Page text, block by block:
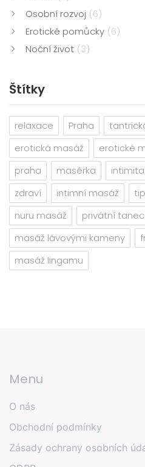
Osobní rozvoj (6)
Erotické pomůcky (6)
Noční život (3)
Štítky
relaxace Praha
erotická masáž
erotické
praha
masérka intimita
zdraví
intimní masáž
nuru masáž
privátní tanec
masáž lávovými kameny
masáž lingamu
Menu
O nás
Obchodní podmínky
Zásady ochrany osobních